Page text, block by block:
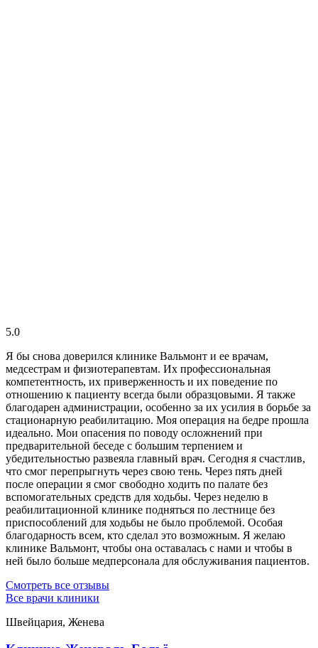
5.0
Я бы снова доверился клинике Вальмонт и ее врачам,
медсестрам и физиотерапевтам. Их профессиональная
компетентность, их приверженность и их поведение по
отношению к пациенту всегда были образцовыми. Я также
благодарен администрации, особенно за их усилия в борьбе за
стационарную реабилитацию. Моя операция на бедре прошла
идеально. Мои опасения по поводу осложнений при
предварительной беседе с большим терпением и
убедительностью развеяла главный врач. Сегодня я счастлив,
что смог перепрыгнуть через свою тень. Через пять дней
после операции я смог свободно ходить по палате без
вспомогательных средств для ходьбы. Через неделю в
реабилитационной клинике подняться по лестнице без
приспособлений для ходьбы не было проблемой. Особая
благодарность всем, кто сделал это возможным. Я желаю
клинике Вальмонт, чтобы она оставалась с нами и чтобы в
ней было больше медперсонала для обслуживания пациентов.
Смотреть все отзывы
Все врачи клиники
Швейцария, Женева